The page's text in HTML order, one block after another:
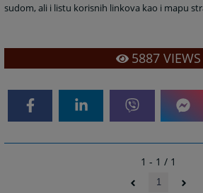
sudom, ali i listu korisnih linkova kao i mapu
5887 VIEWS
1 - 1 / 1
1